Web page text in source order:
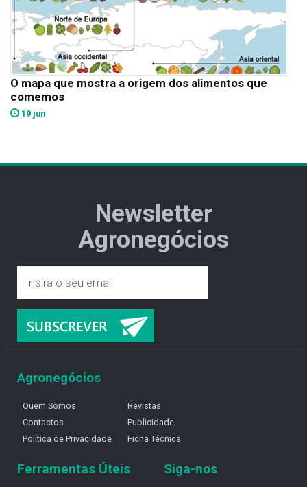
O mapa que mostra a origem dos alimentos que
comemos
19 jun
Newsletter
Agronegócios
Agronegócios
Quem Somos
Contactos
Política de Privacidade
Revistas
Publicidade
Ficha Técnica
Ferramentas Úteis Siga-nos